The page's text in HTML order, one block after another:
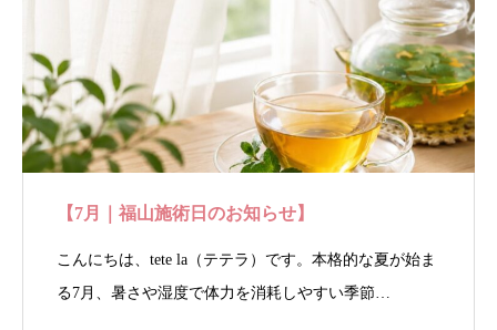
【7月｜福山施術日のお知らせ】
こんにちは、tete la（テテラ）です。本格的な夏が始ま
る7月、暑さや湿度で体力を消耗しやすい季節…